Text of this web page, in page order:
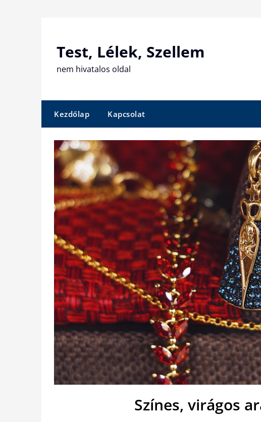
Test, Lélek, Szellem
nem hivatalos oldal
Kezdőlap Kapcsolat
Színes, virágos